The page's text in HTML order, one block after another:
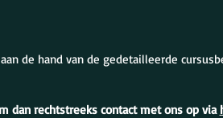
de hand van de gedetailleerde
dan rechtstreeks contact met ons op via